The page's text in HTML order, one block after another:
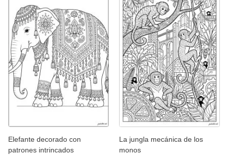
Elefante decorado con
patrones intrincados
La jungla mecánica de los
monos